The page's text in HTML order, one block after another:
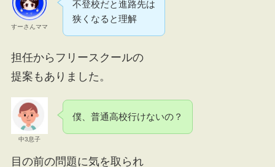
すーさんママ
不登校だと進路先は
狭くなると理解
担任からフリースクールの
提案もありました。
中3息子
僕、普通高校行けないの？
目の前の問題に気を取られ